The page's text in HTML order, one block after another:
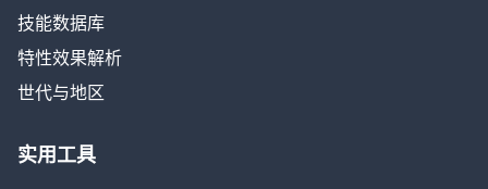
技能数据库
特性效果解析
世代与地区
实用工具